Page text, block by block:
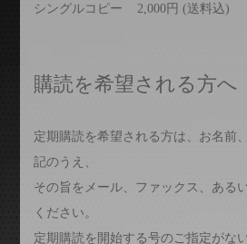
シングルコピー 2,000円 (送料込)
購読を希望される方へ
定期購読を希望される方は、お名前
記のうえ、
その旨をメール、ファックス、ある
ください。
定期購読を開始する号のご指定がな